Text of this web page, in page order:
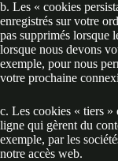
b. Les « cookies
enregistrés sur votre
pas supprimés lorsque
lorsque nous devons
exemple, pour nous
votre prochaine
c. Les cookies « tiers »
ligne qui gèrent du
exemple, par les
notre accès web.